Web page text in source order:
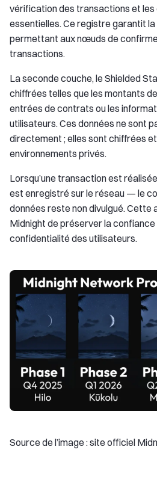
vérification des transactions et les
essentielles. Ce registre garantit
permettant aux nœuds de
transactions.
La seconde couche, le Shielded
chiffrées telles que les montants
entrées de contrats ou les
utilisateurs. Ces données ne sont
directement ; elles sont chiffrées
environnements privés.
Lorsqu’une transaction est
est enregistré sur le réseau — le
données reste non divulgué. Cette
Midnight de préserver la
confidentialité des utilisateurs.
Source de l’image : site officiel